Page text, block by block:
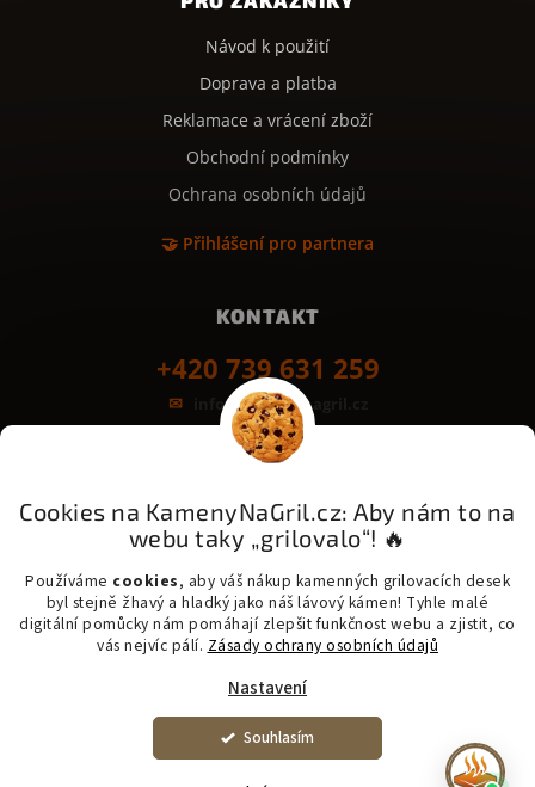
Cookies na KamenyNaGril.cz: Aby nám to na
webu taky „grilovalo“! 🔥
Používáme cookies, aby váš nákup kamenných grilovacích desek
byl stejně žhavý a hladký jako náš lávový kámen! Tyhle malé
digitální pomůcky nám pomáhají zlepšit funkčnost webu a zjistit, co
vás nejvíc pálí. Zásady ochrany osobních údajů
Nastavení
Souhlasím
​☀️ Kvůli vlně veder a velkému zájmu může u zakázkové
Návod k použití
Doprava a platba
Reklamace a vrácení zboží
Obchodní podmínky
Ochrana osobních údajů
🤝 Přihlášení pro partnera
KONTAKT
+420 739 631 259
info@kamenynagril.cz
Grilovací desky z kamene
GoPay
Odložená platba
Platba na třetinky
Messenger - šetrná přeprava kamene
Copyright 2026 KamenyNaGril.cz. Všechna práva vyhrazena. |
Upravit nastavení cookies